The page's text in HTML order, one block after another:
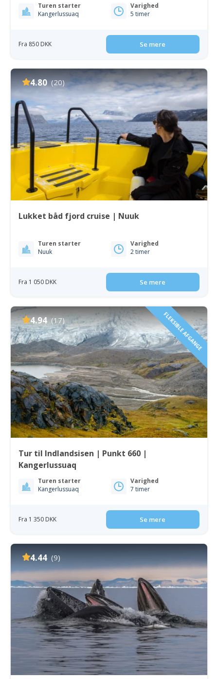
Turen starter
Kangerlussuaq
Varighed
5 timer
Fra 850 DKK Se mere
4.80 (20)
Lukket båd fjord cruise | Nuuk
Turen starter
Nuuk
Varighed
2 timer
Fra 1 050 DKK Se mere
4.94 (17) FLEKSIBLE AFGANGE
Tur til Indlandsisen | Punkt 660 |
Kangerlussuaq
Turen starter
Kangerlussuaq
Varighed
7 timer
Fra 1 350 DKK Se mere
4.44 (9)